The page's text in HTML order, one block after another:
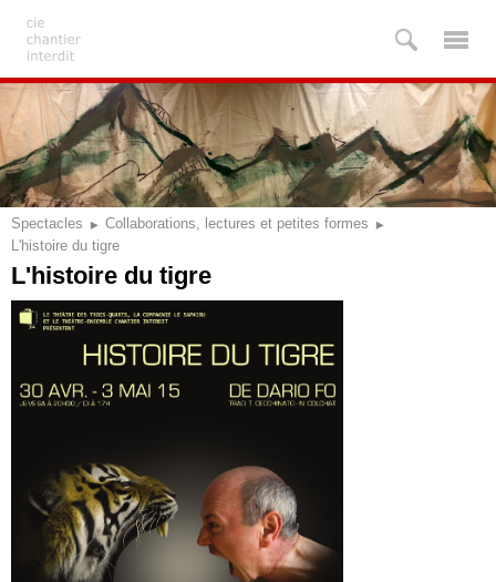
Spectacles
Collaborations, lectures et petites formes
L'histoire du tigre
L'histoire du tigre